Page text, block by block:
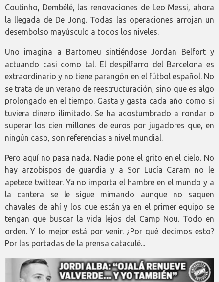
Coutinho, Dembélé, las renovaciones de Leo Messi, ahora
la llegada de De Jong. Todas las operaciones arrojan un
desembolso mayúsculo a todos los niveles.
Uno imagina a Bartomeu sintiéndose Jordan Belfort y
actuando casi como tal. El despilfarro del Barcelona es
extraordinario y no tiene parangón en el fútbol español. No
se trata de un verano de reestructuración, sino que es algo
prolongado en el tiempo. Gasta y gasta cada año como si
tuviera dinero ilimitado. Se ha acostumbrado a rondar o
superar los cien millones de euros por jugadores que, en
ningún caso, son referencias a nivel mundial.
Pero aquí no pasa nada. Nadie pone el grito en el cielo. No
hay arzobispos de guardia y a Sor Lucía Caram no le
apetece twittear. Ya no importa el hambre en el mundo y a
la cantera se le sigue mimando aunque no saquen
chavales de ahí y los que están ya en el primer equipo se
tengan que buscar la vida lejos del Camp Nou. Todo en
orden. Y lo mejor está por venir. ¿Por qué decimos esto?
Por las portadas de la prensa cataculé...